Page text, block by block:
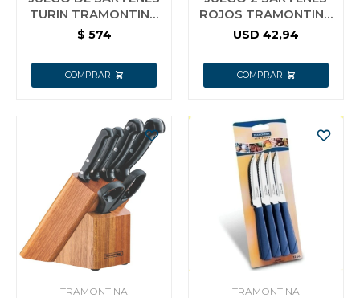
TURIN TRAMONTINA
DE ALUMINIO DE 2
PLOMO
$ 574
ROJOS TRAMONTINA
ROCH 20 Y 24CM CON
USD 42,94
TRAMONTINA TRAMONTINA